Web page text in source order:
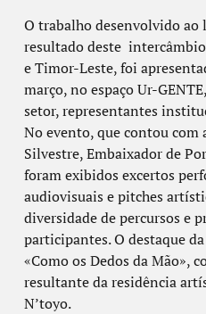
O trabalho desenvolvido
resultado deste
e Timor-Leste, foi
março, no espaço Ur-
setor, representantes
No evento, que contou com
Silvestre, Embaixador de
foram exibidos excertos
audiovisuais e pitches
diversidade de percursos e
participantes. O destaque
«Como os Dedos da Mão»,
resultante da residência
N’toyo.